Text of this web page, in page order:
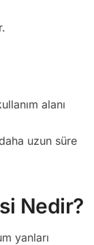
alanı
uzun süre
Nedir?
yanları